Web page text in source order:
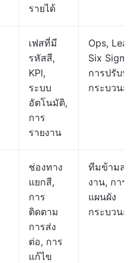
รายได้
เฟสที่มี
รหัสสี,
KPI,
ระบบ
อัตโนมัติ,
การ
รายงาน
Ops, Lean
Six Sigma,
การปรับปรุ
กระบวนกา
ช่องทาง
แยกสี,
การ
ติดตาม
การส่ง
ต่อ, การ
แก้ไข
ทีมข้ามสาย
งาน, การท
แผนผัง
กระบวนกา